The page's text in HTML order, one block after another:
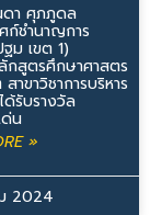
า ศุภภูดล
ก์ชำนาญการ
ม เขต 1)
กสูตรศึกษาศาสตร
าขาวิชาการบริหาร
ด้รับรางวัล
น
»
2024